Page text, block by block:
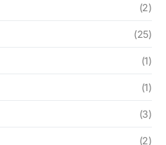
(2)
(25)
(1)
(1)
(3)
(2)